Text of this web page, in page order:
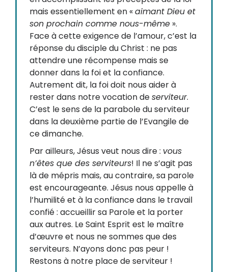
mais essentiellement en «aimant Dieu et
son prochain comme nous-même ».
Face à cette exigence de l’amour, c’est la
réponse du disciple du Christ : ne pas
attendre une récompense mais se
donner dans la foi et la confiance.
Autrement dit, la foi doit nous aider à
rester dans notre vocation deserviteur.
C’est le sens de la parabole du serviteur
dans la deuxième partie de l’Evangile de
ce dimanche.
Par ailleurs, Jésus veut nous dire : vous
n’êtes que des serviteurs! Il ne s’agit pas
là de mépris mais, au contraire, sa parole
est encourageante. Jésus nous appelle à
l’humilité et à la confiance dans le travail
confié : accueillir sa Parole et la porter
aux autres. Le Saint Esprit est le maître
d’œuvre et nous ne sommes que des
serviteurs. N’ayons donc pas peur !
Restons à notre place de serviteur !